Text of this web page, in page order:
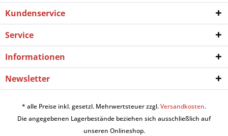
Kundenservice
Service
Informationen
Newsletter
* alle Preise inkl. gesetzl. Mehrwertsteuer zzgl.Versandkosten.
Die angegebenen Lagerbestände beziehen sich ausschließlich auf
unseren Onlineshop.